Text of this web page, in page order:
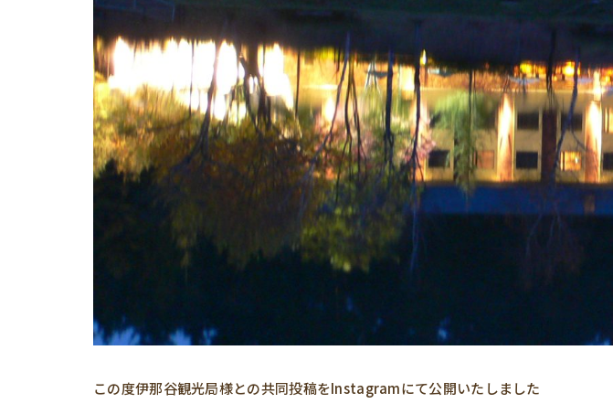
この度伊那谷観光局様との共同投稿をInstagramにて公開いたしました